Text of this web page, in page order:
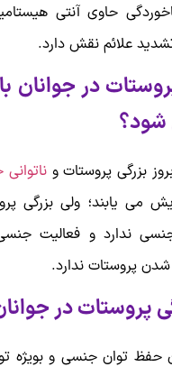
حاوی آنتی
علائم نقش دارد.
در جوانان
بزرگی پروستات و
می یابند؛ ولی بزرگی
ندارد و فعالیت
پروستات ندارد.
پروستات در
حفظ توان جنسی و بویژه